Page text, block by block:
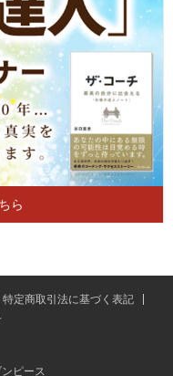
ら
特定商取引法に基づく表記
ピース